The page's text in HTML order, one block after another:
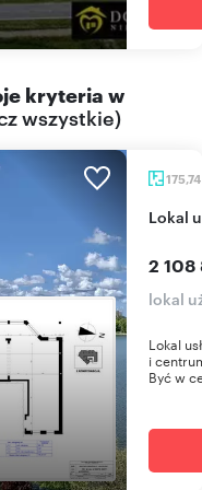
kryteria w
wszystkie)
175,74
lokal
2 108
lokal
Lokal
i
Być w